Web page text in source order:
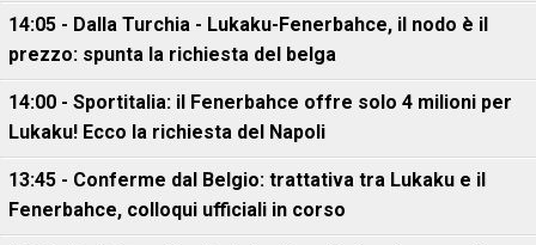
14:05 - Dalla Turchia - Lukaku-Fenerbahce, il nodo è il
prezzo: spunta la richiesta del belga
14:00 - Sportitalia: il Fenerbahce offre solo 4 milioni per
Lukaku! Ecco la richiesta del Napoli
13:45 - Conferme dal Belgio: trattativa tra Lukaku e il
Fenerbahce, colloqui ufficiali in corso